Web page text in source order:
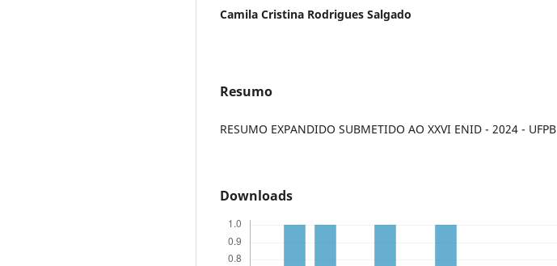
Camila Cristina Rodrigues Salgado
Resumo
RESUMO EXPANDIDO SUBMETIDO AO XXVI ENID - 2024 - UFPB
Downloads